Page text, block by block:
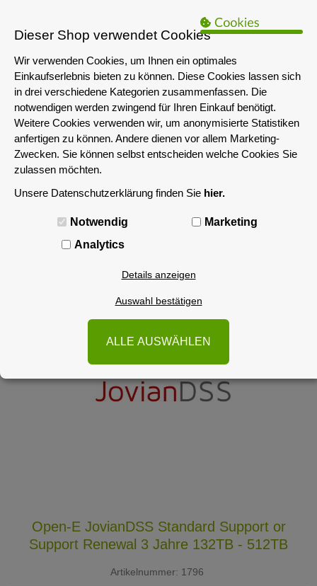
Das servershop-bayern.de Angebot richtet sich nur an
Unternehmen i.S.d. § 14 BGB sowie die öffentliche Hand. Ein Verkauf
an Privatpersonen ist nicht möglich.
MENÜ
Open-E JovianDSS Standard Support or
Support Renewal 3 Jahre 132TB - 512TB
Artikelnummer: 1796
Dieser Shop verwendet Cookies
Wir verwenden Cookies, um Ihnen ein optimales
Einkaufserlebnis bieten zu können. Diese Cookies lassen sich
in drei verschiedene Kategorien zusammenfassen. Die
notwendigen werden zwingend für Ihren Einkauf benötigt.
Weitere Cookies verwenden wir, um anonymisierte Statistiken
anfertigen zu können. Andere dienen vor allem Marketing-
Zwecken. Sie können selbst entscheiden welche Cookies Sie
zulassen möchten.
Unsere Datenschutzerklärung finden Sie hier.
Notwendig
Marketing
Analytics
Details anzeigen
Auswahl bestätigen
ALLE AUSWÄHLEN